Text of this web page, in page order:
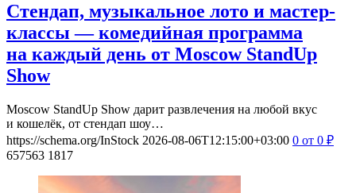
Стендап, музыкальное лото и мастер-
классы — комедийная программа
на каждый день от Moscow StandUp
Show
Moscow StandUp Show дарит развлечения на любой вкус
и кошелёк, от стендап шоу…
https://schema.org/InStock 2026-08-06T12:15:00+03:00 0 от 0 ₽
657563 1817